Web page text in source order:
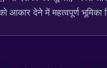
आकार देने में महत्वपूर्ण भूमिका